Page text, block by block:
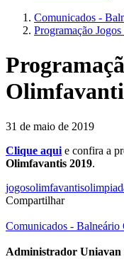
Comunicados -
Programação
31 de maio de 2019
Clique aqui e confira a
Olimfavantis 2019.
jogosolimfavantis
Compartilhar
Comunicados - Balneário
Administrador Uniavan